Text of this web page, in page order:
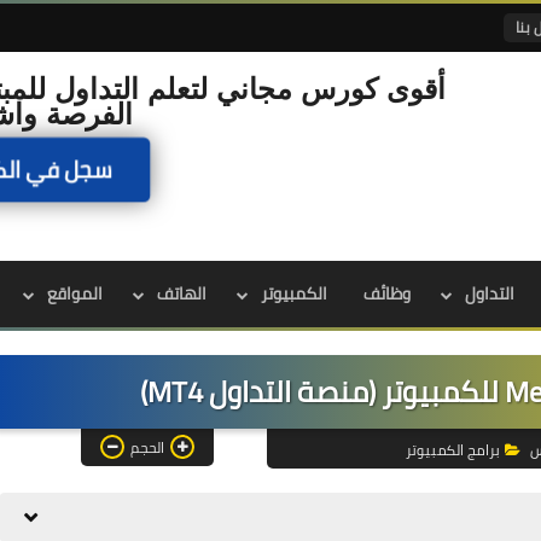
بنا
أقوى كورس مجاني لتعلم التداول
الفرصة
سجل في
التداول وظائف الكمبيوتر الهاتف المواقع
برامج الكمبيوتر الحجم